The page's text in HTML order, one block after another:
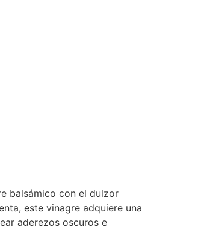
balsámico con el dulzor
este vinagre adquiere una
aderezos oscuros e